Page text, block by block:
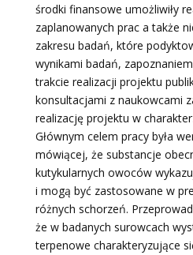
środki finansowe umożliwiły
zaplanowanych prac a także
zakresu badań, które
wynikami badań,
trakcie realizacji projektu
konsultacjami z naukowcami
realizację projektu w
Głównym celem pracy była
mówiącej, że substancje
kutykularnych owoców
i mogą być zastosowane w
różnych schorzeń.
że w badanych surowcach
terpenowe charakteryzujące